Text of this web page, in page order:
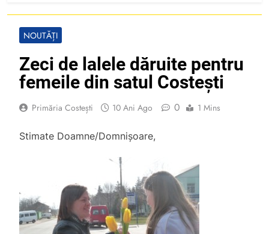
NOUTĂȚI
Zeci de lalele dăruite pentru
femeile din satul Costești
Primăria Costești 10 Ani Ago 0 1 Mins
Stimate Doamne/Domnișoare,